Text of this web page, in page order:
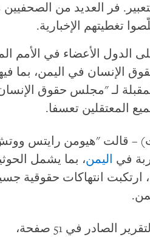
فر العديد من الصحفيين
تغطيتهم الإخبارية.
الدول الأعضاء في الأمم
الإنسان في اليمن، بما
لـ "مجلس حقوق
المعتقلين تعسفا.
– قالت "هيومن رايتس
في اليمن، بما يشمل
ارتكبت انتهاكات حقوقية
يوثق التقرير الصادر في 51 صفحة،